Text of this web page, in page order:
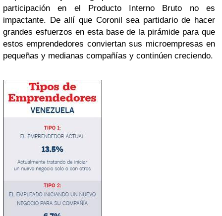
participación en el Producto Interno Bruto no es
impactante. De allí que Coronil sea partidario de hacer
grandes esfuerzos en esta base de la pirámide para que
estos emprendedores conviertan sus microempresas en
pequeñas y medianas compañías y continúen creciendo.